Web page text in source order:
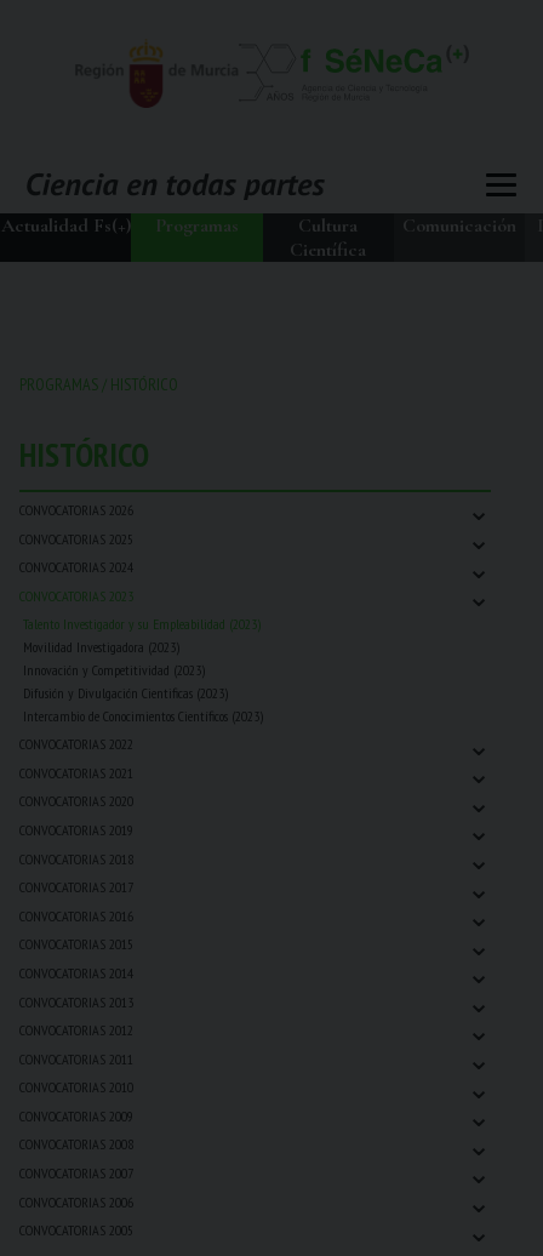
Actualidad Fs(+) Programas
Cultura
Científica
Comunicación
PROGRAMAS / HISTÓRICO
HISTÓRICO
CONVOCATORIAS 2026 ⌄
CONVOCATORIAS 2025 ⌄
CONVOCATORIAS 2024 ⌄
CONVOCATORIAS 2023 ⌄
Talento Investigador y su Empleabilidad (2023)
Movilidad Investigadora (2023)
Innovación y Competitividad (2023)
Difusión y Divulgación Cientificas (2023)
Intercambio de Conocimientos Científicos (2023)
CONVOCATORIAS 2022
⌄
CONVOCATORIAS 2021 ⌄
CONVOCATORIAS 2020 ⌄
CONVOCATORIAS 2019 ⌄
CONVOCATORIAS 2018 ⌄
CONVOCATORIAS 2017 ⌄
CONVOCATORIAS 2016 ⌄
CONVOCATORIAS 2015 ⌄
CONVOCATORIAS 2014 ⌄
CONVOCATORIAS 2013 ⌄
CONVOCATORIAS 2012 ⌄
CONVOCATORIAS 2011 ⌄
CONVOCATORIAS 2010 ⌄
CONVOCATORIAS 2009 ⌄
CONVOCATORIAS 2008 ⌄
CONVOCATORIAS 2007 ⌄
CONVOCATORIAS 2006 ⌄
CONVOCATORIAS 2005 ⌄